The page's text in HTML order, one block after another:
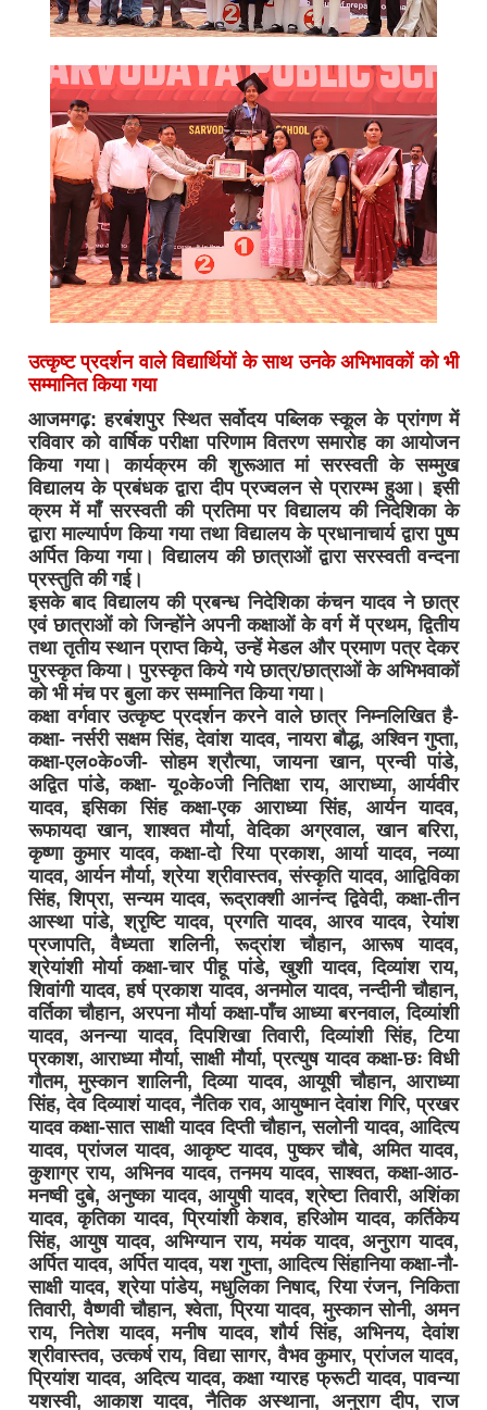
उत्कृष्ट प्रदर्शन वाले विद्यार्थियों के साथ उनके अभिभावकों को भी
सम्मानित किया गया
आजमगढ़: हरबंशपुर स्थित सर्वोदय पब्लिक स्कूल के प्रांगण में
रविवार को वार्षिक परीक्षा परिणाम वितरण समारोह का आयोजन
किया गया। कार्यक्रम की शुरूआत मां सरस्वती के सम्मुख
विद्यालय के प्रबंधक द्वारा दीप प्रज्वलन से प्रारम्भ हुआ। इसी
क्रम में माँ सरस्वती की प्रतिमा पर विद्यालय की निदेशिका के
द्वारा माल्यार्पण किया गया तथा विद्यालय के प्रधानाचार्य द्वारा पुष्प
अर्पित किया गया। विद्यालय की छात्राओं द्वारा सरस्वती वन्दना
प्रस्तुति की गई।
इसके बाद विद्यालय की प्रबन्ध निदेशिका कंचन यादव ने छात्र
एवं छात्राओं को जिन्होंने अपनी कक्षाओं के वर्ग में प्रथम, द्वितीय
तथा तृतीय स्थान प्राप्त किये, उन्हें मेडल और प्रमाण पत्र देकर
पुरस्कृत किया। पुरस्कृत किये गये छात्र/छात्राओं के अभिभवाकों
को भी मंच पर बुला कर सम्मानित किया गया।
कक्षा वर्गवार उत्कृष्ट प्रदर्शन करने वाले छात्र निम्नलिखित है-
कक्षा- नर्सरी सक्षम सिंह, देवांश यादव, नायरा बौद्ध, अश्विन गुप्ता,
कक्षा-एल०के०जी- सोहम श्रौत्या, जायना खान, प्रन्वी पांडे,
अद्वित पांडे, कक्षा- यू०के०जी नितिक्षा राय, आराध्या, आर्यवीर
यादव, इसिका सिंह कक्षा-एक आराध्या सिंह, आर्यन यादव,
रूफायदा खान, शाश्वत मौर्या, वेदिका अग्रवाल, खान बरिरा,
कृष्णा कुमार यादव, कक्षा-दो रिया प्रकाश, आर्या यादव, नव्या
यादव, आर्यन मौर्या, श्रेया श्रीवास्तव, संस्कृति यादव, आद्विविका
सिंह, शिप्रा, सन्यम यादव, रूद्राक्शी आनंन्द द्विवेदी, कक्षा-तीन
आस्था पांडे, श्रृष्टि यादव, प्रगति यादव, आरव यादव, रेयांश
प्रजापति, वैध्यता शलिनी, रूद्रांश चौहान, आरूष यादव,
श्रेयांशी मोर्या कक्षा-चार पीहू पांडे, खुशी यादव, दिव्यांश राय,
शिवांगी यादव, हर्ष प्रकाश यादव, अनमोल यादव, नन्दीनी चौहान,
वर्तिका चौहान, अरपना मौर्या कक्षा-पाँच आध्या बरनवाल, दिव्यांशी
यादव, अनन्या यादव, दिपशिखा तिवारी, दिव्यांशी सिंह, टिया
प्रकाश, आराध्या मौर्या, साक्षी मौर्या, प्रत्युष यादव कक्षा-छः विधी
गौतम, मुस्कान शालिनी, दिव्या यादव, आयूषी चौहान, आराध्या
सिंह, देव दिव्याशं यादव, नैतिक राव, आयुष्मान देवांश गिरि, प्रखर
यादव कक्षा-सात साक्षी यादव दिप्ती चौहान, सलोनी यादव, आदित्य
यादव, प्रांजल यादव, आकृष्ट यादव, पुष्कर चौबे, अमित यादव,
कुशाग्र राय, अभिनव यादव, तनमय यादव, साश्वत, कक्षा-आठ-
मनष्वी दुबे, अनुष्का यादव, आयुषी यादव, श्रेष्टा तिवारी, अशिंका
यादव, कृतिका यादव, प्रियांशी केशव, हरिओम यादव, कर्तिकेय
सिंह, आयुष यादव, अभिग्यान राय, मयंक यादव, अनुराग यादव,
अर्पित यादव, अर्पित यादव, यश गुप्ता, आदित्य सिंहानिया कक्षा-नौ-
साक्षी यादव, श्रेया पांडेय, मधुलिका निषाद, रिया रंजन, निकिता
तिवारी, वैष्णवी चौहान, श्वेता, प्रिया यादव, मुस्कान सोनी, अमन
राय, नितेश यादव, मनीष यादव, शौर्य सिंह, अभिनय, देवांश
श्रीवास्तव, उत्कर्ष राय, विद्या सागर, वैभव कुमार, प्रांजल यादव,
प्रियांश यादव, अदित्य यादव, कक्षा ग्यारह फ्रूटी यादव, पावन्या
यशस्वी, आकाश यादव, नैतिक अस्थाना, अनुराग दीप, राज